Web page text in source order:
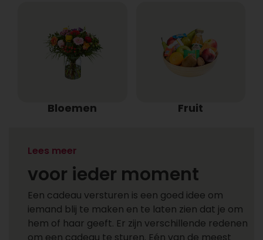
Bloemen Fruit
Een cadeau versturen
voor ieder moment
Een cadeau versturen is een goed idee om
iemand blij te maken en te laten zien dat je om
hem of haar geeft. Er zijn verschillende redenen
Lees meer